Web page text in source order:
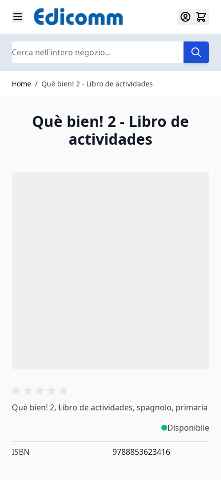
Salta al contenuto
Search
Home / Què bien! 2 - Libro de actividades
Què bien! 2 - Libro de
actividades
Què bien! 2, Libro de actividades, spagnolo, primaria
Disponibile
ISBN 9788853623416